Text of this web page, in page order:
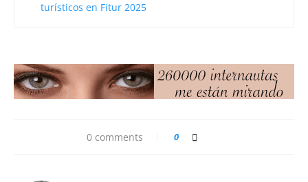
turísticos en Fitur 2025
0 comments 0